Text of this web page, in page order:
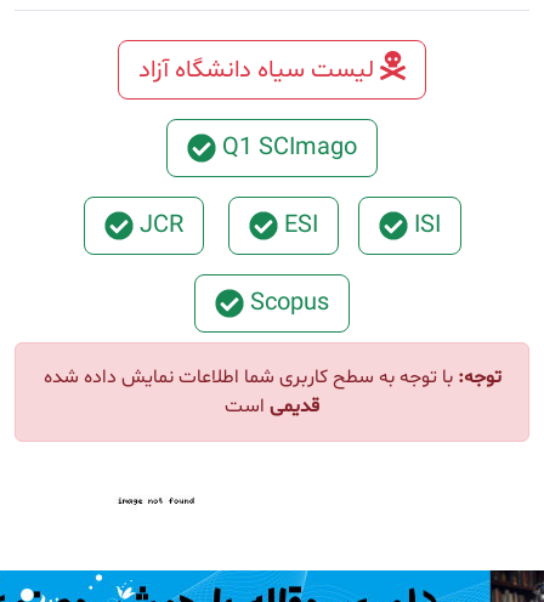
لیست سیاه دانشگاه آزاد
Q1 SCImago
ESI
JCR
توجه به سطح کاربری شما اطلاعات نمایش داده شده
است